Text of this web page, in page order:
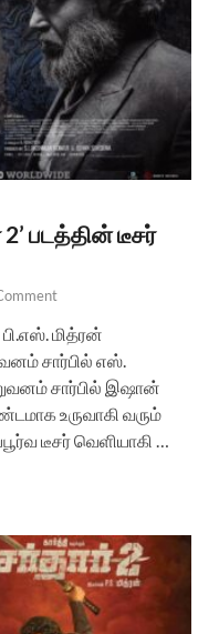
2’ படத்தின் டீசர்
மித்ரன்
சார்பில் எஸ்.
சார்பில் இஷான்
உருவாகி வரும்
டீசர் வெளியாகி …